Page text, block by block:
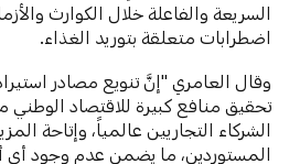
السريعة والفاعلة خلال الكوارث
اضطرابات متعلقة بتوريد الغذاء.
وقال العامري "إنَّ تنويع مصادر
تحقيق منافع كبيرة للاقتصاد
الشركاء التجاريين عالمياً، وإتاحة
المستوردين، ما يضمن عدم وجود أي